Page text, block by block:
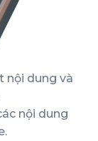
nội dung và
nội dung